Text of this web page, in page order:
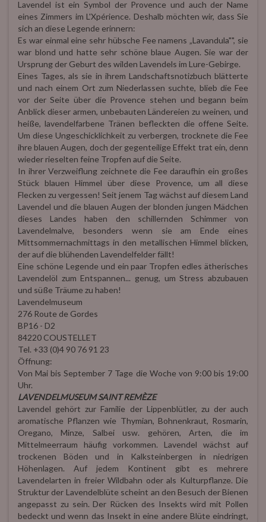
Lavendel ist ein Symbol der Provence und auch der Name
eines Zimmers im L'Xpérience. Deshalb möchten wir, dass Sie
sich an diese Legende erinnern:
Es war einmal eine sehr hübsche Fee namens „Lavandula"", sie
war blond und hatte sehr schöne blaue Augen. Sie war der
Ursprung der Geburt des wilden Lavendels im Lure-Gebirge.
Eines Tages, als sie in ihrem Landschaftsnotizbuch blätterte
und nach einem Ort zum Niederlassen suchte, blieb die Fee
vor der Seite über die Provence stehen und begann beim
Anblick dieser armen, unbebauten Ländereien zu weinen, und
heiße, lavendelfarbene Tränen befleckten die offene Seite.
Um diese Ungeschicklichkeit zu verbergen, trocknete die Fee
ihre blauen Augen, doch der gegenteilige Effekt trat ein, denn
wieder rieselten feine Tropfen auf die Seite.
In ihrer Verzweiflung zeichnete die Fee daraufhin ein großes
Stück blauen Himmel über diese Provence, um all diese
Flecken zu vergessen! Seit jenem Tag wächst auf diesem Land
Lavendel und die blauen Augen der blonden jungen Mädchen
dieses Landes haben den schillernden Schimmer von
Lavendelmalve, besonders wenn sie am Ende eines
Mittsommernachmittags in den metallischen Himmel blicken,
der auf die blühenden Lavendelfelder fällt!
Eine schöne Legende und ein paar Tropfen edles ätherisches
Lavendelöl zum Entspannen... genug, um Stress abzubauen
und süße Träume zu haben!
Lavendelmuseum
276 Route de Gordes
BP16 - D2
84220 COUSTELLET
Tel. +33 (0)4 90 76 91 23
Öffnung:
Von Mai bis September 7 Tage die Woche von 9:00 bis 19:00
Uhr.
LAVENDELMUSEUM SAINT REMÈZE
Lavendel gehört zur Familie der Lippenblütler, zu der auch
aromatische Pflanzen wie Thymian, Bohnenkraut, Rosmarin,
Oregano, Minze, Salbei usw. gehören, Arten, die im
Mittelmeerraum häufig vorkommen. Lavendel wächst auf
trockenen Böden und in Kalksteinbergen in niedrigen
Höhenlagen. Auf jedem Kontinent gibt es mehrere
Lavendelarten in freier Wildbahn oder als Kulturpflanze. Die
Struktur der Lavendelblüte scheint an den Besuch der Bienen
angepasst zu sein. Der Rücken des Insekts wird mit Pollen
bedeckt und wenn das Insekt in eine andere Blüte eindringt,